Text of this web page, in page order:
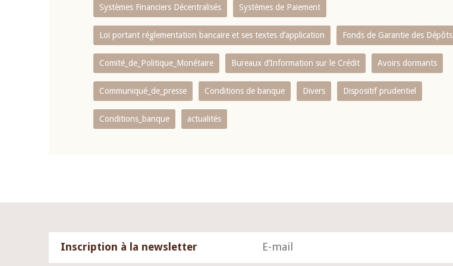
Systèmes Financiers Décentralisés Systèmes de Paiement
Loi portant réglementation bancaire et ses textes d’application Fonds de Garantie des Dépôts
Comité_de_Politique_Monétaire Bureaux d’Information sur le Crédit Avoirs dormants
Communiqué_de_presse Conditions de banque Divers Dispositif prudentiel
Conditions_banque actualités
Inscription à la newsletter